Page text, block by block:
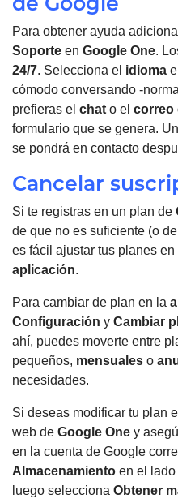
Para obtener ayuda
Soporte en Google One.
24/7. Selecciona el idioma
cómodo conversando -
prefieras el chat o el correo
formulario que se genera.
se pondrá en contacto
Cancelar
Si te registras en un plan de
de que no es suficiente (o
es fácil ajustar tus planes en
aplicación.
Para cambiar de plan en la
Configuración y Cambiar
ahí, puedes moverte entre
pequeños, mensuales o
necesidades.
Si deseas modificar tu plan
web de Google One y
en la cuenta de Google
Almacenamiento en el
luego selecciona Obtener